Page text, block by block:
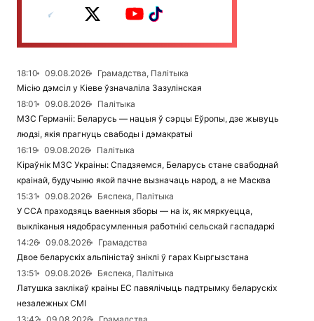
18:10 09.08.2026
Грамадства, Палітыка
Місію дэмсіл у Кіеве ўзначаліла Зазулінская
18:01
09.08.2026
Палітыка
МЗС Германіі: Беларусь — нацыя ў сэрцы Еўропы, дзе жывуць
людзі, якія прагнуць свабоды і дэмакратыі
16:19
09.08.2026
Палітыка
Кіраўнік МЗС Украіны: Спадзяемся, Беларусь стане свабоднай
краінай, будучыню якой пачне вызначаць народ, а не Масква
15:31
09.08.2026
Бяспека, Палітыка
У ССА праходзяць ваенныя зборы — на іх, як мяркуецца,
выкліканыя нядобрасумленныя работнікі сельскай гаспадаркі
14:26
09.08.2026
Грамадства
Двое беларускіх альпіністаў зніклі ў гарах Кыргызстана
13:51
09.08.2026
Бяспека, Палітыка
Латушка заклікаў краіны ЕС павялічыць падтрымку беларускіх
незалежных СМІ